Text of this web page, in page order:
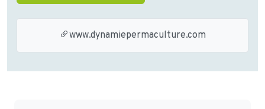
www.dynamiepermaculture.com